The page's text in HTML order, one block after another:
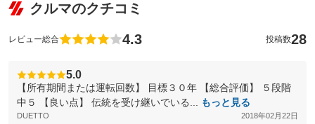
クルマのクチコミ
レビュー総合 4.3 投稿数28
5.0
【所有期間または運転回数】 目標３０年 【総合評価】 ５段階
中５ 【良い点】 伝統を受け継いでいる...
もっと見る
DUETTO 2018年02月22日